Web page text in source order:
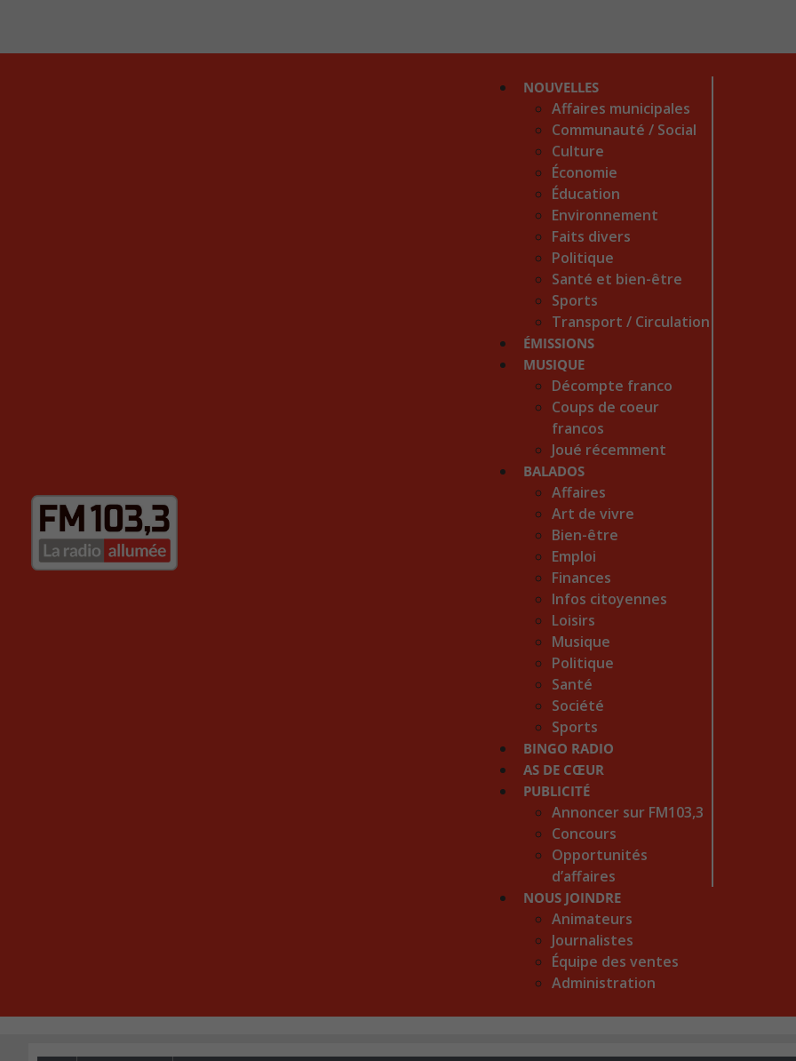
NOUVELLES
Affaires municipales
Communauté / Social
Culture
Économie
Éducation
Environnement
Faits divers
Politique
Santé et bien-être
Sports
Transport / Circulation
ÉMISSIONS
MUSIQUE
Décompte franco
Coups de coeur
francos
Joué récemment
BALADOS
Affaires
Art de vivre
Bien-être
Emploi
Finances
Infos citoyennes
Loisirs
Musique
Politique
Santé
Société
Sports
BINGO RADIO
AS DE CŒUR
PUBLICITÉ
Annoncer sur FM103,3
Concours
Opportunités
d’affaires
NOUS JOINDRE
Animateurs
Journalistes
Équipe des ventes
Administration